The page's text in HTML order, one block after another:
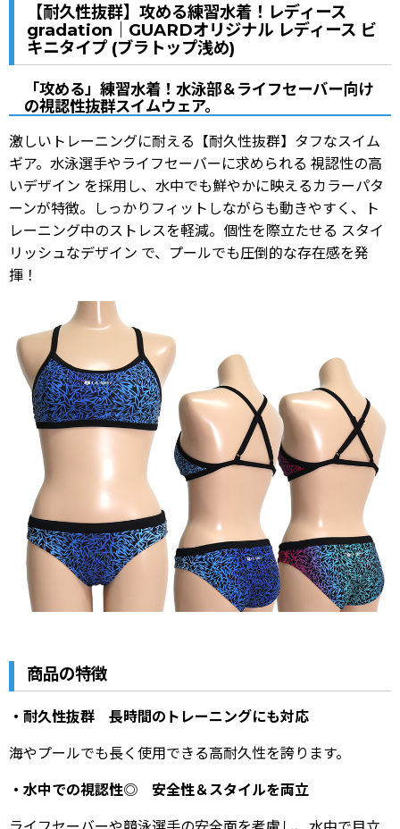
【耐久性抜群】攻める練習水着！レディース
gradation｜GUARDオリジナル レディース ビ
キニタイプ (ブラトップ浅め)
「攻める」練習水着！水泳部＆ライフセーバー向け
の視認性抜群スイムウェア。
激しいトレーニングに耐える【耐久性抜群】タフなスイム
ギア。水泳選手やライフセーバーに求められる 視認性の高
いデザイン を採用し、水中でも鮮やかに映えるカラーパタ
ーンが特徴。しっかりフィットしながらも動きやすく、ト
レーニング中のストレスを軽減。個性を際立たせる スタイ
リッシュなデザイン で、プールでも圧倒的な存在感を発
揮！
商品の特徴
・耐久性抜群 長時間のトレーニングにも対応
海やプールでも長く使用できる高耐久性を誇ります。
・水中での視認性◎ 安全性＆スタイルを両立